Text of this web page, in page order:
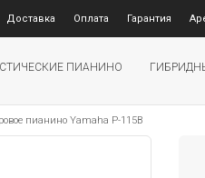
Доставка Оплата Гарантия
ПИАНИНО
пианино Yamaha P-115B